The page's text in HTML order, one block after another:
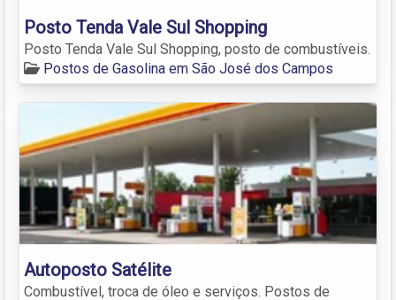
Posto Tenda Vale Sul Shopping
Posto Tenda Vale Sul Shopping, posto de combustíveis.
Postos de Gasolina em São José dos Campos
Autoposto Satélite
Combustível, troca de óleo e serviços. Postos de